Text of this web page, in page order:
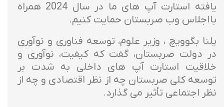
یافته استارت آپ های ما در سال 2024 همراه
با اجلاس وب صربستان حمایت کنیم.
یلنا بگوویچ ، وزیر علوم، توسعه فناوری و نوآوری
در دولت صربستان، گفت که کیفیت، نوآوری و
خلاقیت استارت آپ های داخلی به شدت بر
توسعه کلی صربستان چه از نظر اقتصادی و چه از
نظر اجتماعی تأثیر می گذارد.